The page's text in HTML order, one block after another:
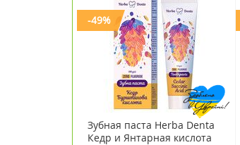
-49%
Зубная паста Herba Denta
Кедр и Янтарная кислота